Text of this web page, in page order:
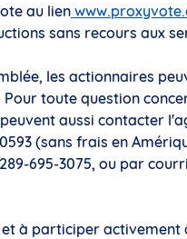
au lien
sans recours aux
les actionnaires
Pour toute question
aussi contacter
(sans frais en
695-3075, ou par
à participer activement